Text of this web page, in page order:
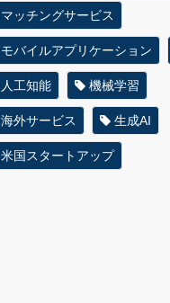
マッチングサービス
モバイルアプリケーション
人工知能 機械学習
海外サービス 生成AI
米国スタートアップ